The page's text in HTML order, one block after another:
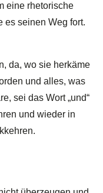
eine rhetorische
es seinen Weg fort.
da, wo sie herkäme
und alles, was
sei das Wort „und“
und wieder in